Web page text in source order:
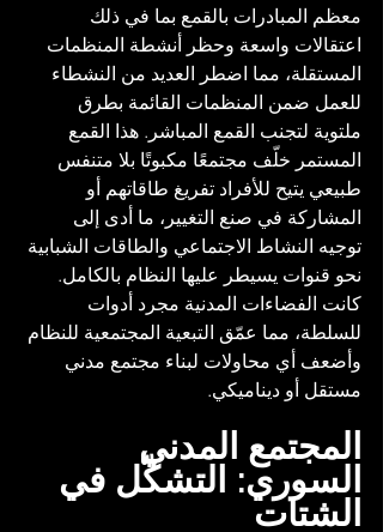
معظم المبادرات بالقمع بما في ذلك
اعتقالات واسعة وحظر أنشطة المنظمات
المستقلة، مما اضطر العديد من النشطاء
للعمل ضمن المنظمات القائمة بطرق
ملتوية لتجنب القمع المباشر. هذا القمع
المستمر خلّف مجتمعًا مكبوتًا بلا متنفس
طبيعي يتيح للأفراد تفريغ طاقاتهم أو
المشاركة في صنع التغيير، ما أدى إلى
توجيه النشاط الاجتماعي والطاقات الشبابية
نحو قنوات يسيطر عليها النظام بالكامل.
كانت الفضاءات المدنية مجرد أدوات
للسلطة، مما عمّق التبعية المجتمعية للنظام
وأضعف أي محاولات لبناء مجتمع مدني
مستقل أو ديناميكي.
المجتمع المدني
السوري: التشكّل في
الشتات